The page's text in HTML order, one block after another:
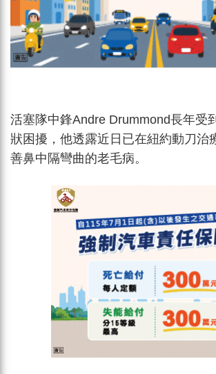
活塞隊中鋒Andre Drummond長年受
狀困擾，他透露近日已在紐約動刀治
善鼻中隔彎曲的老毛病。